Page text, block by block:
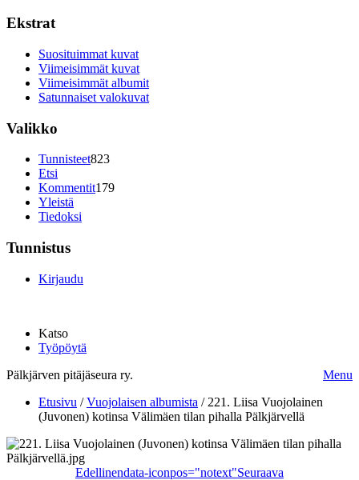
Ekstrat
Suosituimmat kuvat
Viimeisimmät kuvat
Viimeisimmät albumit
Satunnaiset valokuvat
Valikko
Tunnisteet823
Etsi
Kommentit179
Yleistä
Tiedoksi
Tunnistus
Kirjaudu
Katso
Työpöytä
Pälkjärven pitäjäseura ry.
Menu
Etusivu /Vuojolaisen albumista / 221. Liisa Vuojolainen
(Juvonen) kotinsa Välimäen tilan pihalla Pälkjärvellä
Edellinendata-iconpos="notext"Seuraava